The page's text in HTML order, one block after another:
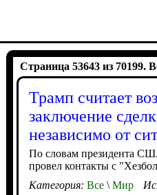
Страница 53643 из 70199.
Трамп считает
заключение
независимо от
По словам президента
провел контакты с
Категория: Все\Мир